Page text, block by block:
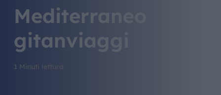
Mediterraneo
gitanviaggi
1 Minuti lettura